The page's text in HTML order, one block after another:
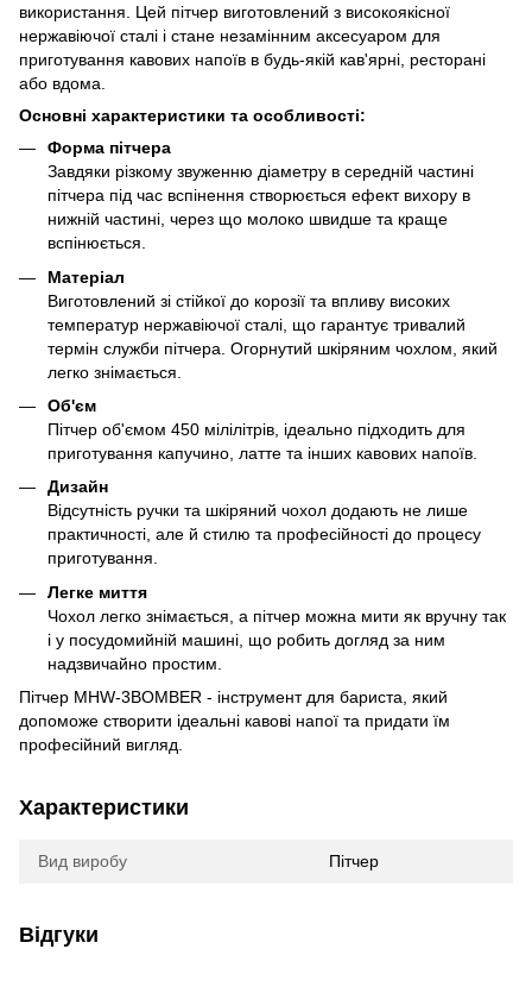
використання. Цей пітчер виготовлений з високоякісної
нержавіючої сталі і стане незамінним аксесуаром для
приготування кавових напоїв в будь-якій кав'ярні, ресторані
або вдома.
Основні характеристики та особливості:
Форма пітчера
Завдяки різкому звуженню діаметру в середній частині
пітчера під час вспінення створюється ефект вихору в
нижній частині, через що молоко швидше та краще
вспінюється.
Матеріал
Виготовлений зі стійкої до корозії та впливу високих
температур нержавіючої сталі, що гарантує тривалий
термін служби пітчера. Огорнутий шкіряним чохлом, який
легко знімається.
Об'єм
Пітчер об'ємом 450 мілілітрів, ідеально підходить для
приготування капучино, латте та інших кавових напоїв.
Дизайн
Відсутність ручки та шкіряний чохол додають не лише
практичності, але й стилю та професійності до процесу
приготування.
Легке миття
Чохол легко знімається, а пітчер можна мити як вручну так
і у посудомийній машині, що робить догляд за ним
надзвичайно простим.
Пітчер MHW-3BOMBER - інструмент для бариста, який
допоможе створити ідеальні кавові напої та придати їм
професійний вигляд.
Характеристики
Вид виробу Пітчер
Відгуки